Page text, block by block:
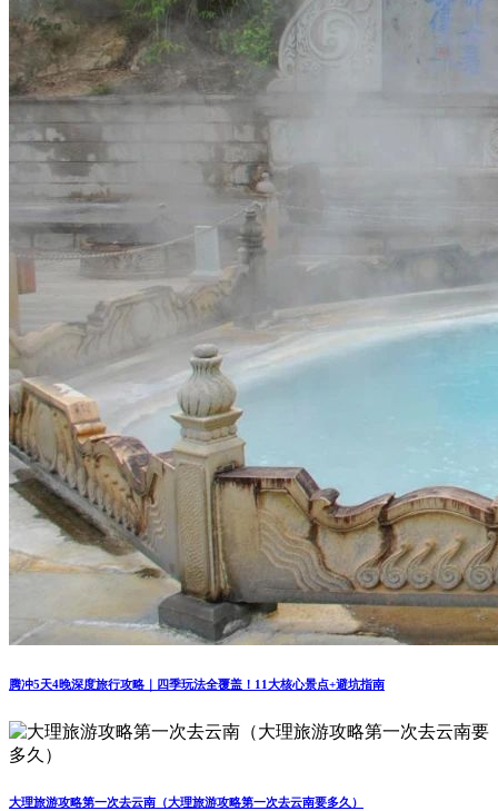
腾冲5天4晚深度旅行攻略｜四季玩法全覆盖！11大核心景点+避坑指南
大理旅游攻略第一次去云南（大理旅游攻略第一次去云南要多久）